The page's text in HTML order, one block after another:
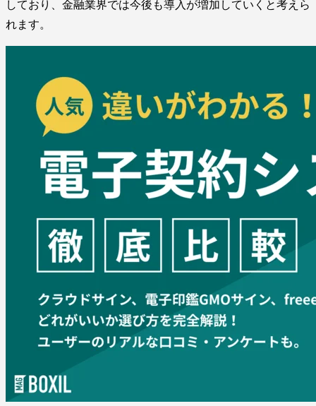
しており、金融業界では今後も導入が増加していくと考えら
れます。